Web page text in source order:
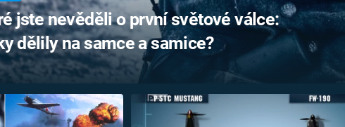
jste nevěděli o první světové válce:
dělily na samce a samice?